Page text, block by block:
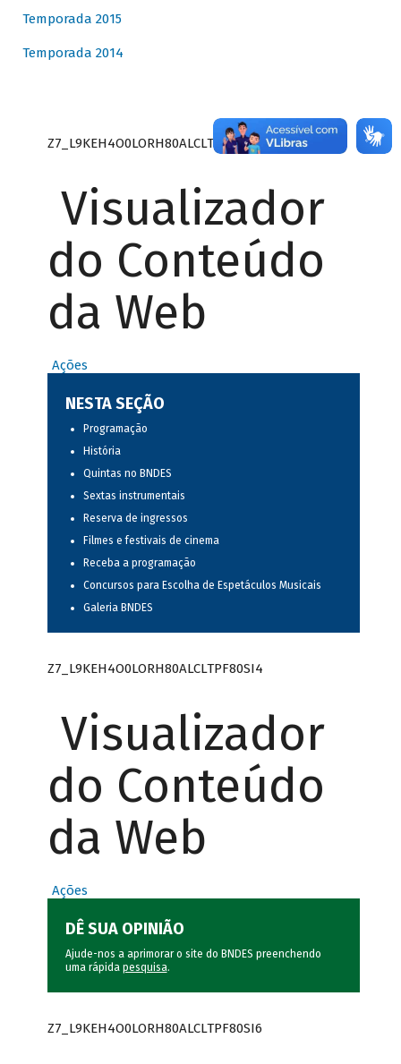
Temporada 2015
Temporada 2014
Z7_L9KEH4O0LORH80ALCLTPF80S27
Visualizador
do Conteúdo
da Web
Ações
NESTA SEÇÃO
Programação
História
Quintas no BNDES
Sextas instrumentais
Reserva de ingressos
Filmes e festivais de cinema
Receba a programação
Concursos para Escolha de Espetáculos Musicais
Galeria BNDES
Z7_L9KEH4O0LORH80ALCLTPF80SI4
Visualizador
do Conteúdo
da Web
Ações
DÊ SUA OPINIÃO
Ajude-nos a aprimorar o site do BNDES preenchendo
uma rápida pesquisa.
Z7_L9KEH4O0LORH80ALCLTPF80SI6